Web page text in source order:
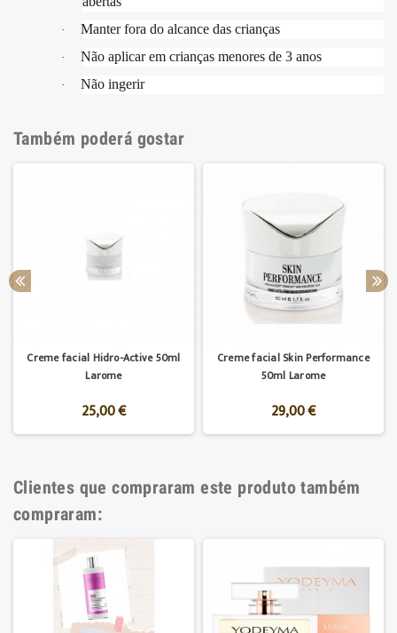
· Manter fora do alcance das crianças
· Não aplicar em crianças menores de 3 anos
· Não ingerir
Também poderá gostar
Creme facial Hidro-Active 50ml
Larome
25,00 €
Creme facial Skin Performance
50ml Larome
29,00 €
Clientes que compraram este produto também
compraram: